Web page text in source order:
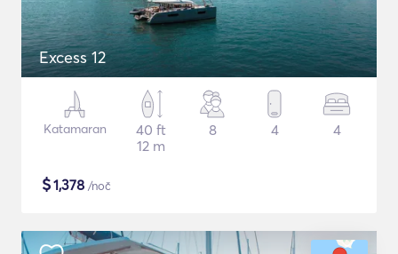
Excess 12
Katamaran
40 ft
12 m
8 4 4
$1,378 /noč